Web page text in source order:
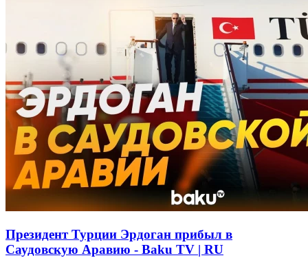
Президент Турции Эрдоган прибыл в
Саудовскую Аравию - Baku TV | RU